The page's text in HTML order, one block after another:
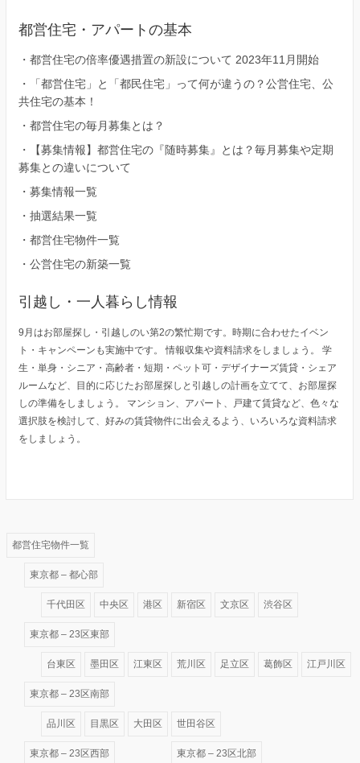
都営住宅・アパートの基本
・ 都営住宅の倍率優遇措置の新設について 2023年11月開始
・
「都営住宅」と「都民住宅」って何が違うの？公営住宅、公
共住宅の基本！
・ 都営住宅の毎月募集とは？
・
【募集情報】都営住宅の『随時募集』とは？毎月募集や定期
募集との違いについて
・ 募集情報一覧
・ 抽選結果一覧
・ 都営住宅物件一覧
・ 公営住宅の新築一覧
引越し・一人暮らし情報
9月はお部屋探し・引越しのい第2の繁忙期です。時期に合わせたイベン
ト・キャンペーンも実施中です。 情報収集や資料請求をしましょう。 学
生・単身・シニア・高齢者・短期・ペット可・デザイナーズ賃貸・シェア
ルームなど、目的に応じたお部屋探しと引越しの計画を立てて、お部屋探
しの準備をしましょう。 マンション、アパート、戸建て賃貸など、色々な
選択肢を検討して、好みの賃貸物件に出会えるよう、いろいろな資料請求
をしましょう。
都営住宅物件一覧
東京都 – 都心部
千代田区 中央区 港区 新宿区 文京区 渋谷区
東京都 – 23区東部
台東区 墨田区 江東区 荒川区 足立区 葛飾区 江戸川区
東京都 – 23区南部
品川区 目黒区 大田区 世田谷区
東京都 – 23区西部 東京都 – 23区北部